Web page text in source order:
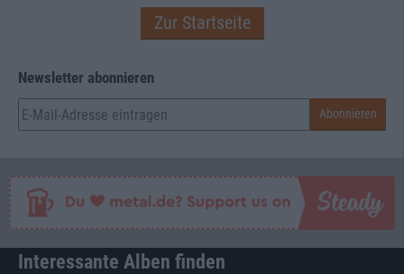
Zur Startseite
Newsletter abonnieren
Interessante Alben finden